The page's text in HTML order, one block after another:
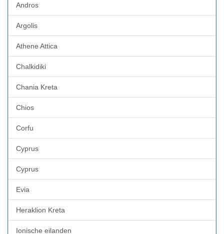
Andros
Argolis
Athene Attica
Chalkidiki
Chania Kreta
Chios
Corfu
Cyprus
Cyprus
Evia
Heraklion Kreta
Ionische eilanden